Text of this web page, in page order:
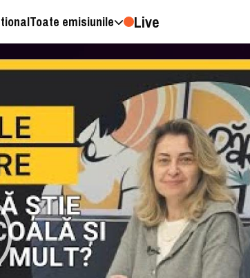
Toate emisiunile Live